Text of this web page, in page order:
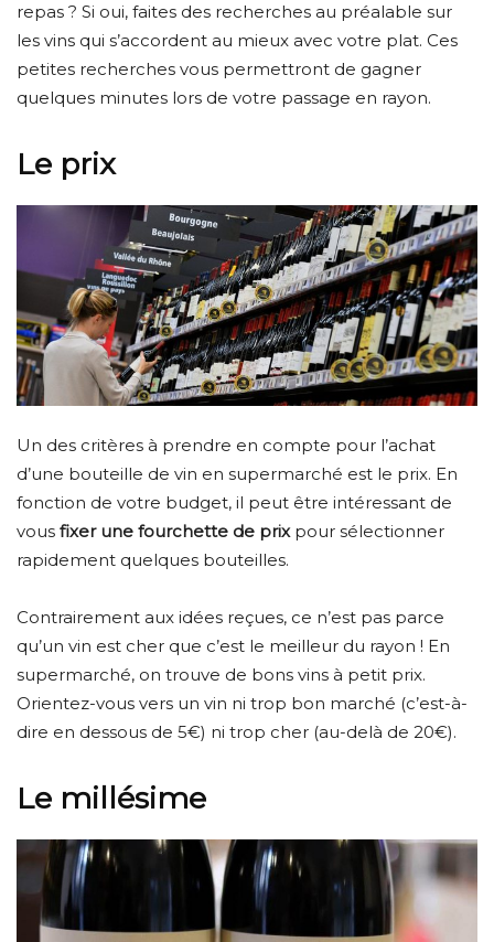
repas ? Si oui, faites des recherches au préalable sur
les vins qui s’accordent au mieux avec votre plat. Ces
petites recherches vous permettront de gagner
quelques minutes lors de votre passage en rayon.
Le prix
Un des critères à prendre en compte pour l’achat
d’une bouteille de vin en supermarché est le prix. En
fonction de votre budget, il peut être intéressant de
vous fixer une fourchette de prixpour sélectionner
rapidement quelques bouteilles.
Contrairement aux idées reçues, ce n’est pas parce
qu’un vin est cher que c’est le meilleur du rayon ! En
supermarché, on trouve de bons vins à petit prix.
Orientez-vous vers un vin ni trop bon marché (c’est-à-
dire en dessous de 5€) ni trop cher (au-delà de 20€).
Le millésime